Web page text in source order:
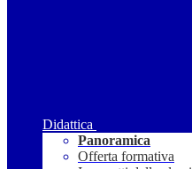
Didattica
Panoramica
Offerta formativa